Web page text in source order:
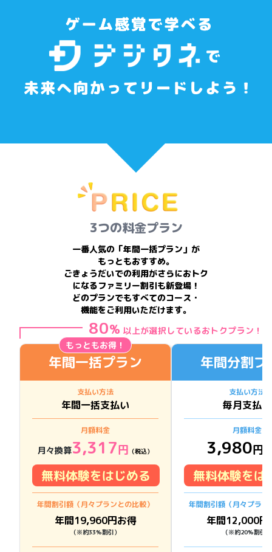
3つの料金プラン
一番人気の「年間一括プラン」が
もっともおすすめ。
ごきょうだいでの利用がさらにおトク
になるファミリー割引も新登場！
どのプランでもすべてのコース・
機能をご利用いただけます。
80% 以上が選択しているおトクプラン！
もっともお得！
年間一括プラン
支払い方法
年間一括支払い
月額料金
月々換算3,317円 （税込）
無料体験をはじめる
年間割引額（月々プランとの比較）
年間19,960円お得
（※約33%割引）
年間分割プ
支払い方法
毎月支払い
月額料金
3,980円
無料体験をは
年間割引額（月々プラン
年間12,000円
（※約20%割引）